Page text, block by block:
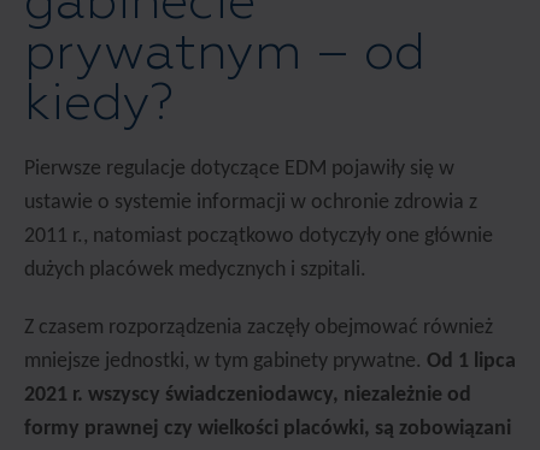
prywatnym – od
kiedy?
Pierwsze regulacje dotyczące EDM pojawiły się w
ustawie o systemie informacji w ochronie zdrowia z
2011 r., natomiast początkowo dotyczyły one głównie
dużych placówek medycznych i szpitali.
Z czasem rozporządzenia zaczęły obejmować również
mniejsze jednostki, w tym gabinety prywatne. Od 1 lipca
2021 r. wszyscy świadczeniodawcy, niezależnie od
formy prawnej czy wielkości placówki, są zobowiązani